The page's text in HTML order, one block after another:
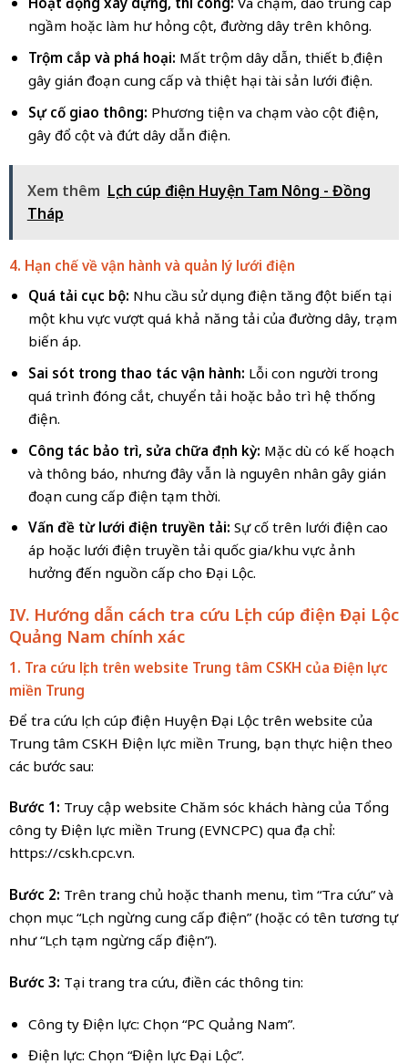
ngầm hoặc làm hư hỏng cột, đường dây trên không.
Trộm cắp và phá hoại: Mất trộm dây dẫn, thiết bị điện
gây gián đoạn cung cấp và thiệt hại tài sản lưới điện.
Sự cố giao thông: Phương tiện va chạm vào cột điện,
gây đổ cột và đứt dây dẫn điện.
Xem thêm Lịch cúp điện Huyện Tam Nông - Đồng
Tháp
4. Hạn chế về vận hành và quản lý lưới điện
Quá tải cục bộ: Nhu cầu sử dụng điện tăng đột biến tại
một khu vực vượt quá khả năng tải của đường dây, trạm
biến áp.
Sai sót trong thao tác vận hành: Lỗi con người trong
quá trình đóng cắt, chuyển tải hoặc bảo trì hệ thống
điện.
Công tác bảo trì, sửa chữa định kỳ: Mặc dù có kế hoạch
và thông báo, nhưng đây vẫn là nguyên nhân gây gián
đoạn cung cấp điện tạm thời.
Vấn đề từ lưới điện truyền tải: Sự cố trên lưới điện cao
áp hoặc lưới điện truyền tải quốc gia/khu vực ảnh
hưởng đến nguồn cấp cho Đại Lộc.
IV. Hướng dẫn cách tra cứu Lịch cúp điện Đại Lộc
Quảng Nam chính xác
1. Tra cứu lịch trên website Trung tâm CSKH của Điện lực
miền Trung
Để tra cứu lịch cúp điện Huyện Đại Lộc trên website của
Trung tâm CSKH Điện lực miền Trung, bạn thực hiện theo
các bước sau:
Bước 1: Truy cập website Chăm sóc khách hàng của Tổng
công ty Điện lực miền Trung (EVNCPC) qua địa chỉ:
https://cskh.cpc.vn.
Bước 2: Trên trang chủ hoặc thanh menu, tìm “Tra cứu” và
chọn mục “Lịch ngừng cung cấp điện” (hoặc có tên tương tự
như “Lịch tạm ngừng cấp điện”).
Bước 3: Tại trang tra cứu, điền các thông tin:
Công ty Điện lực: Chọn “PC Quảng Nam”.
Điện lực: Chọn “Điện lực Đại Lộc”.